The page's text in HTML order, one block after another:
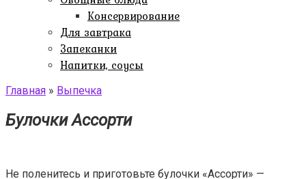
Консервирование
Для завтрака
Запеканки
Напитки, соусы
Главная » Выпечка
Булочки Ассорти
Не поленитесь и приготовьте булочки «Ассорти» —